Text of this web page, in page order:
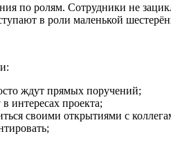
по ролям. Сотрудники не
в роли маленькой
ждут прямых поручений;
интересах проекта;
своими открытиями с